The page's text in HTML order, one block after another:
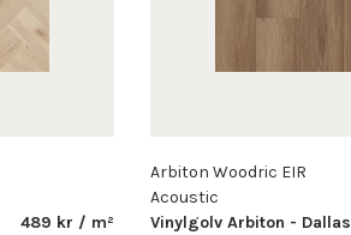
489 kr / m²
Arbiton Woodric EIR
Acoustic
Vinylgolv Arbiton - Dallas